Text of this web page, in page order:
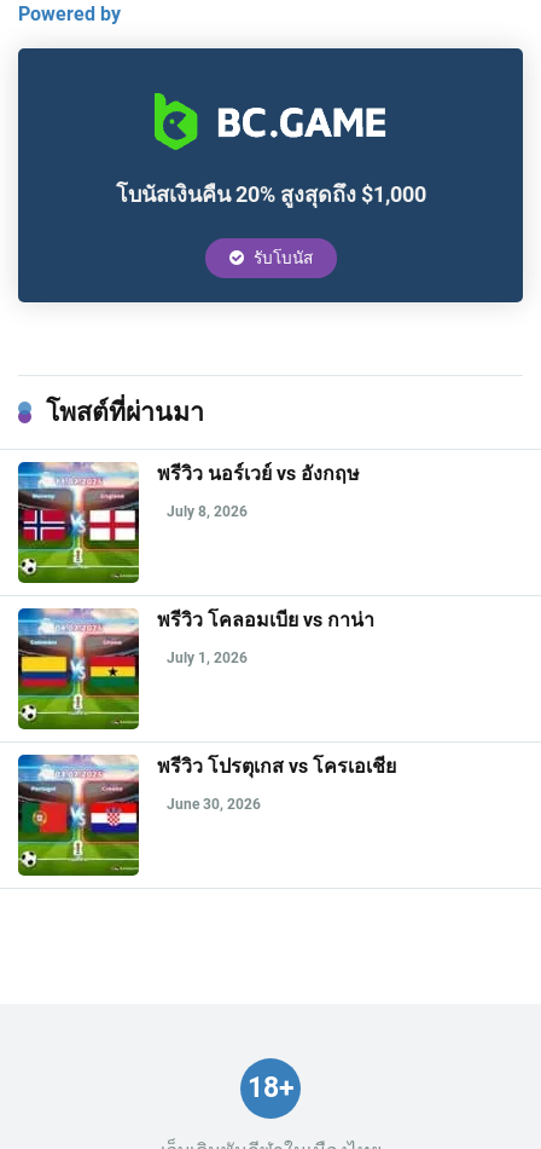
Powered by
โบนัสเงินคืน 20% สูงสุดถึง $1,000
รับโบนัส
โพสต์ที่ผ่านมา
พรีวิว นอร์เวย์ vs อังกฤษ
July 8, 2026
พรีวิว โคลอมเบีย vs กาน่า
July 1, 2026
พรีวิว โปรตุเกส vs โครเอเชีย
June 30, 2026
18+